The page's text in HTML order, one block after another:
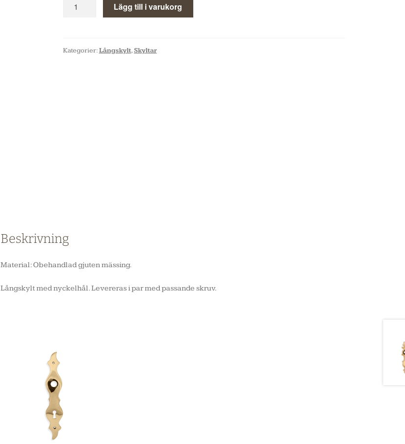
Lägg till i varukorg
Kategorier:Långskylt,Skyltar
Beskrivning
Material: Obehandlad gjuten mässing.
Långskylt med nyckelhål. Levereras i par med passande skruv.